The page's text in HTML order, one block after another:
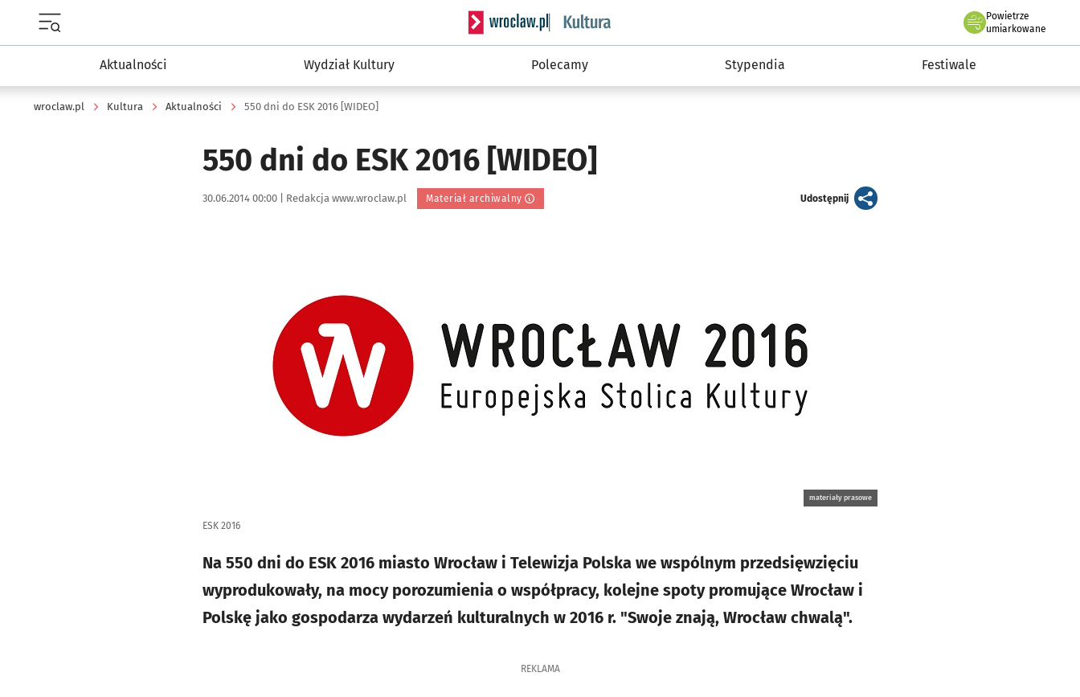
Serwis informacyjny wroclaw.pl podserwis: Kultura
Powietrze
we Wrocławiu
umiarkowane
Aktualności Wydział Kultury Polecamy Stypendia Festiwale
wroclaw.pl Kultura Aktualności 550 dni do ESK 2016 [WIDEO]
550 dni do ESK 2016 [WIDEO]
Data publikacji:
30.06.2014 00:00 | Autor:
Redakcja www.wroclaw.pl Materiał archiwalny Udostępnijartykuł
materiały prasowe
ESK 2016
Na 550 dni do ESK 2016 miasto Wrocław i Telewizja Polska we wspólnym przedsięwzięciu
wyprodukowały, na mocy porozumienia o współpracy, kolejne spoty promujące Wrocław i
Polskę jako gospodarza wydarzeń kulturalnych w 2016 r. "Swoje znają, Wrocław chwalą".
REKLAMA